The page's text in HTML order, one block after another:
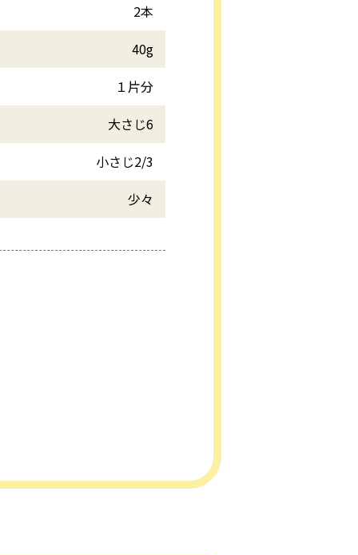
2本
40g
１片分
大さじ6
小さじ2/3
少々